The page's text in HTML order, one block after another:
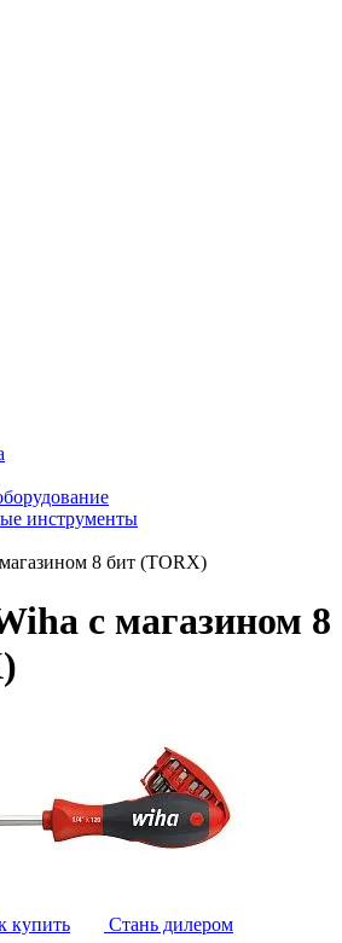
инструменты
8 бит (TORX)
с магазином 8
купить Стань дилером